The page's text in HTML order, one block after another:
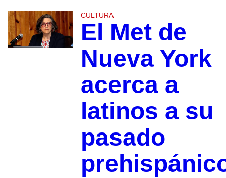
CULTURA
El Met de
Nueva York
acerca a
latinos a su
pasado